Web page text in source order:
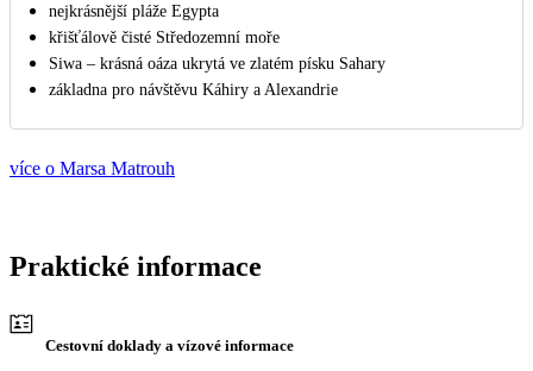
nejkrásnější pláže Egypta
křišťálově čisté Středozemní moře
Siwa – krásná oáza ukrytá ve zlatém písku Sahary
základna pro návštěvu Káhiry a Alexandrie
více o Marsa Matrouh
Praktické informace
Cestovní doklady a vízové informace